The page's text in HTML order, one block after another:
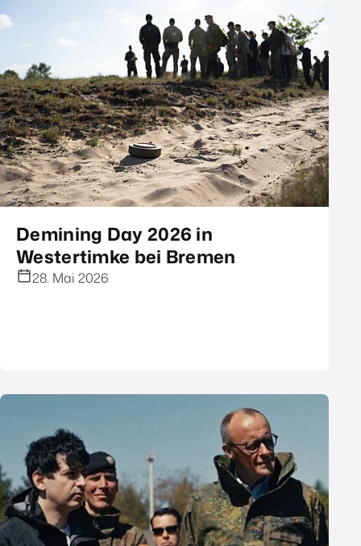
Demining Day 2026 in
Westertimke bei Bremen
28. Mai 2026